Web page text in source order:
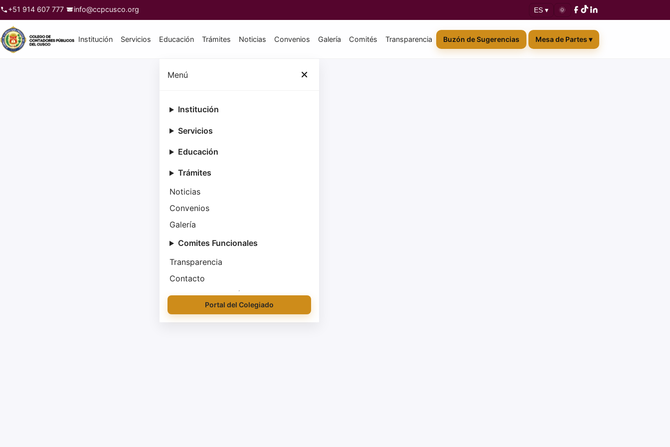
+51 914 607 777 info@ccpcusco.org ES ▾ 🌞
Institución Servicios Educación Trámites Noticias Convenios Galería Comités Transparencia Buzón de Sugerencias Mesa de Partes ▾
Menú ×
Institución
Servicios
Educación
Trámites
Noticias
Convenios
Galería
Comites Funcionales
Transparencia
Contacto
Portal del Colegiado